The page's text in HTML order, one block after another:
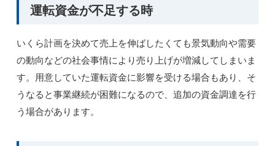
運転資金が不足する時
いくら計画を決めて売上を伸ばしたくても景気動向や需要
の動向などの社会事情により売り上げが増減してしまいま
す。用意していた運転資金に影響を受ける場合もあり、そ
うなると事業継続が困難になるので、追加の資金調達を行
う場合があります。